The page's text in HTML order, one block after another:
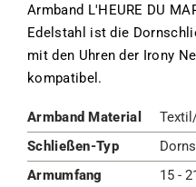
Armband L'HEURE DU
Edelstahl ist die
mit den Uhren der Irony
kompatibel.
Armband Material
Schließen-Typ
Armumfang
15 -